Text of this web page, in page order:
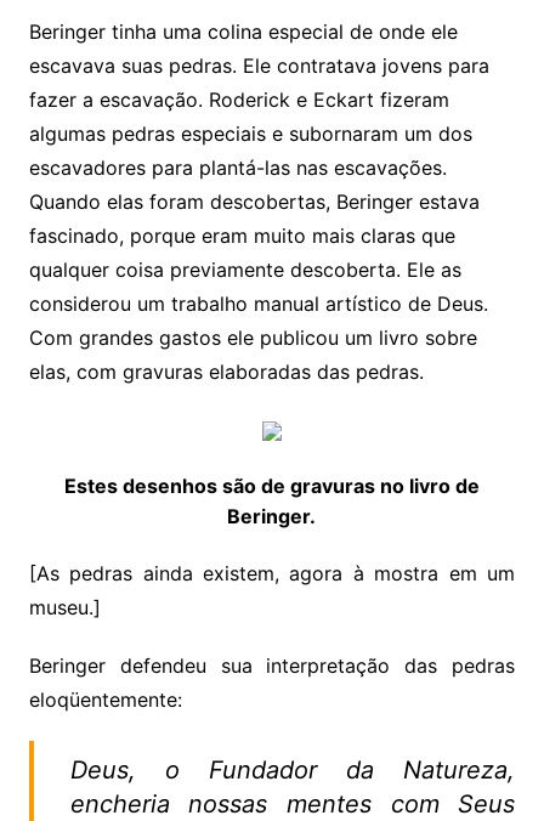
Beringer tinha uma colina especial de onde ele
escavava suas pedras. Ele contratava jovens para
fazer a escavação. Roderick e Eckart fizeram
algumas pedras especiais e subornaram um dos
escavadores para plantá-las nas escavações.
Quando elas foram descobertas, Beringer estava
fascinado, porque eram muito mais claras que
qualquer coisa previamente descoberta. Ele as
considerou um trabalho manual artístico de Deus.
Com grandes gastos ele publicou um livro sobre
elas, com gravuras elaboradas das pedras.
Estes desenhos são de gravuras no livro de
Beringer.
[As pedras ainda existem, agora à mostra em um
museu.]
Beringer defendeu sua interpretação das pedras
eloqüentemente:
Deus, o Fundador da Natureza,
encheria nossas mentes com Seus